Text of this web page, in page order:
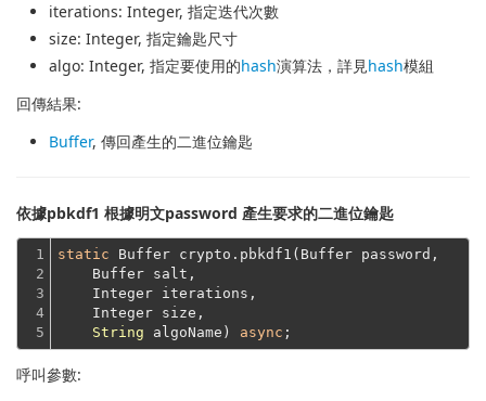
iterations: Integer, 指定迭代次數
size: Integer, 指定鑰匙尺寸
algo: Integer, 指定要使用的hash演算法，詳見hash模組
回傳結果:
Buffer, 傳回產生的二進位鑰匙
依據pbkdf1 根據明文password 產生要求的二進位鑰匙
1
2
3
4
5
static Buffer crypto.pbkdf1(Buffer password,
    Buffer salt,
    Integer iterations,
    Integer size,
String algoName) async
呼叫參數: